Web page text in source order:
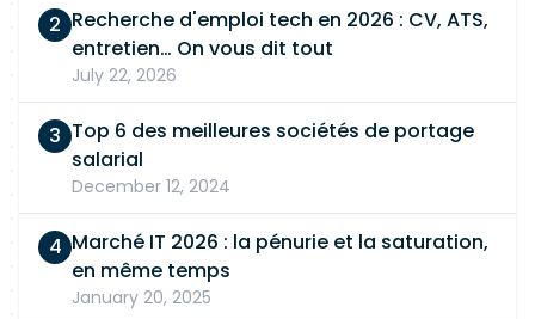
Recherche d'emploi tech en 2026 : CV, ATS,
entretien… On vous dit tout
July 22, 2026
Top 6 des meilleures sociétés de portage
salarial
December 12, 2024
Marché IT 2026 : la pénurie et la saturation,
en même temps
January 20, 2025